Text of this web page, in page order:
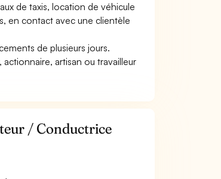
de taxis, location de véhicule
en contact avec une clientèle
de plusieurs jours.
artisan ou travailleur
/ Conductrice